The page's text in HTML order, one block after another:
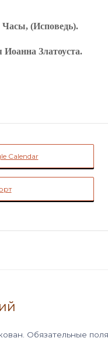
(Исповедь).
Иоанна Златоуста.
Calendar
Обязательные поля